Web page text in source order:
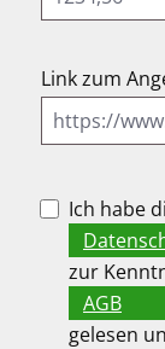
Link zum
Ich habe
zur
AGB
gelesen